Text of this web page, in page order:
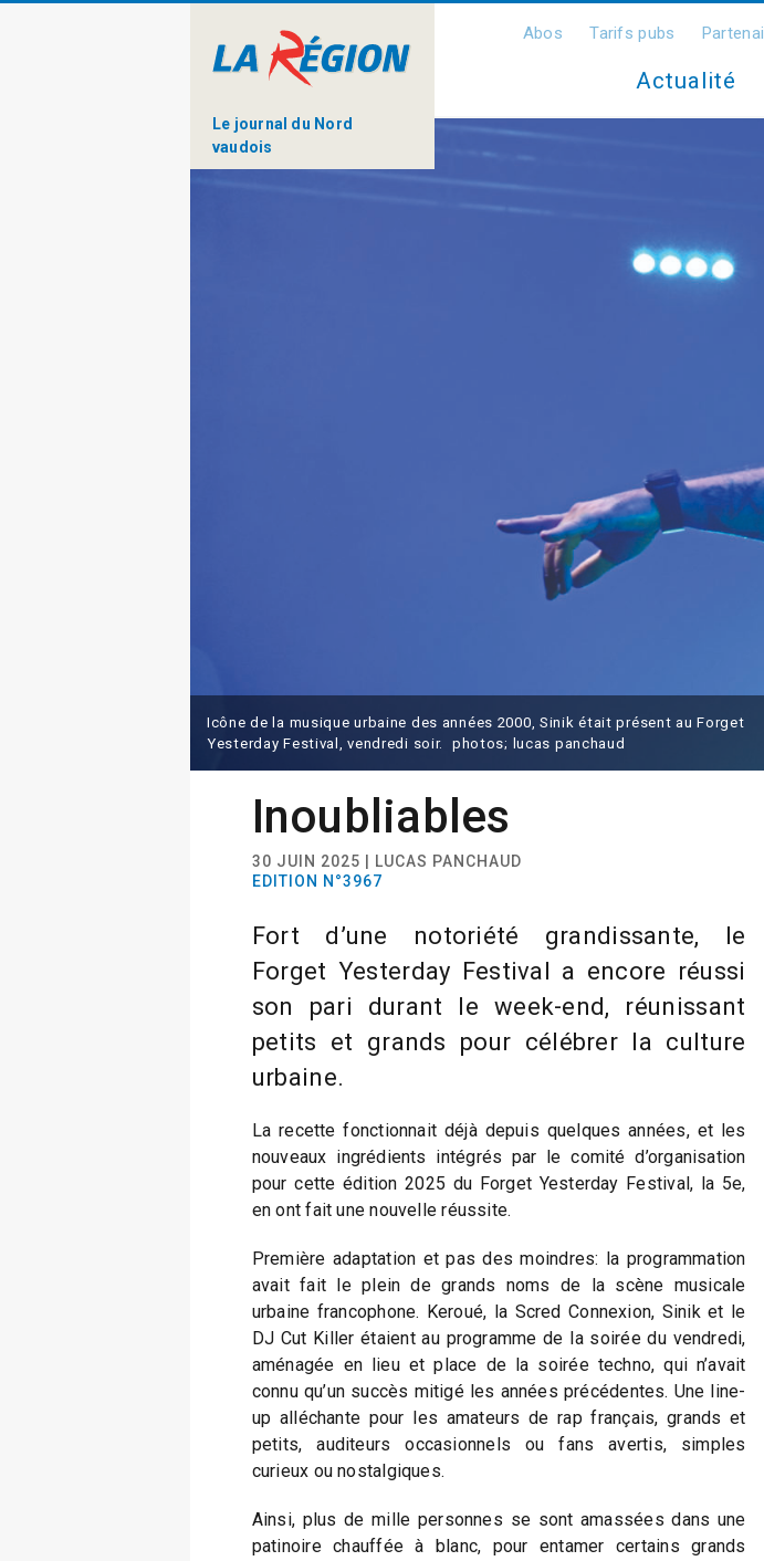
Le journal du Nord
vaudois
Abos Tarifs pubs
Actualité
Icône de la musique urbaine des années 2000, Sinik était présent au Forget
Yesterday Festival, vendredi soir. photos; lucas panchaud
Inoubliables
30 JUIN 2025 | LUCAS PANCHAUD
EDITION N°3967
Fort d’une notoriété grandissante, le
Forget Yesterday Festival a encore réussi
son pari durant le week-end, réunissant
petits et grands pour célébrer la culture
urbaine.
La recette fonctionnait déjà depuis quelques années, et les
nouveaux ingrédients intégrés par le comité d’organisation
pour cette édition 2025 du Forget Yesterday Festival, la 5e,
en ont fait une nouvelle réussite.
Première adaptation et pas des moindres: la programmation
avait fait le plein de grands noms de la scène musicale
urbaine francophone. Keroué, la Scred Connexion, Sinik et le
DJ Cut Killer étaient au programme de la soirée du vendredi,
aménagée en lieu et place de la soirée techno, qui n’avait
connu qu’un succès mitigé les années précédentes. Une line-
up alléchante pour les amateurs de rap français, grands et
petits, auditeurs occasionnels ou fans avertis, simples
curieux ou nostalgiques.
Ainsi, plus de mille personnes se sont amassées dans une
patinoire chauffée à blanc, pour entamer certains grands